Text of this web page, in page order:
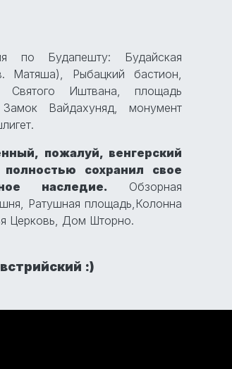
по Будапешту: Будайская
Матяша), Рыбацкий бастион,
Святого Иштвана, площадь
Вайдахуняд, монумент
пожалуй, венгерский
сохранил свое
наследие.
Обзорная
Ратушная площадь,Колонна
Церковь, Дом Шторно.
:)